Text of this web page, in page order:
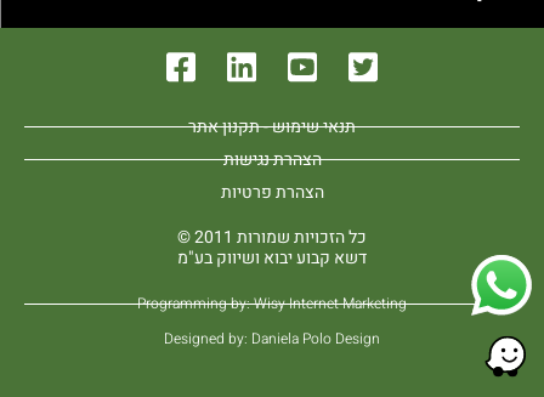
תנאי שימוש - תקנון אתר
הצהרת נגישות
הצהרת פרטיות
כל הזכויות שמורות 2011 ©
דשא קבוע יבוא ושיווק בע"מ
Programming by: Wisy Internet Marketing
Designed by: Daniela Polo Design